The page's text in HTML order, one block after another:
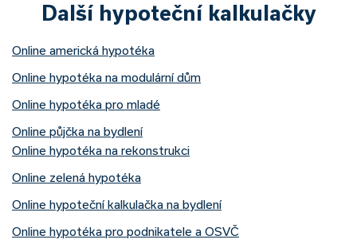
Další hypoteční kalkulačky
Online americká hypotéka
Online hypotéka na modulární dům
Online hypotéka pro mladé
Online půjčka na bydlení
Online hypotéka na rekonstrukci
Online zelená hypotéka
Online hypoteční kalkulačka na bydlení
Online hypotéka pro podnikatele a OSVČ